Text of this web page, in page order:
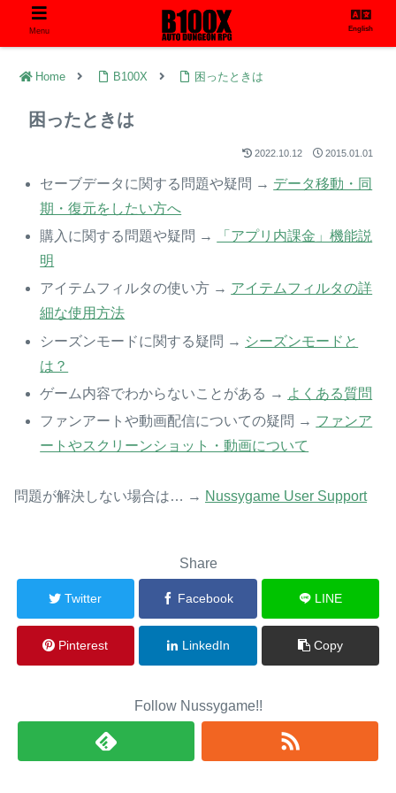
Home B100X 困ったときは
困ったときは
2022.10.12 2015.01.01
セーブデータに関する問題や疑問 → データ移動・同
期・復元をしたい方へ
購入に関する問題や疑問 →
「アプリ内課金」機能説
明
アイテムフィルタの使い方 → アイテムフィルタの詳
細な使用方法
シーズンモードに関する疑問 → シーズンモードと
は？
ゲーム内容でわからないことがある → よくある質問
ファンアートや動画配信についての疑問 → ファンア
ートやスクリーンショット・動画について
問題が解決しない場合は… → Nussygame User Support
Share
Twitter Facebook LINE
Pinterest LinkedIn Copy
Follow Nussygame!!
Menu English